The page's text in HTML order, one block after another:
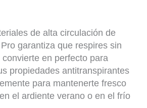
de alta circulación de
garantiza que respires sin
en perfecto para
propiedades antitranspirantes
para mantenerte fresco
el ardiente verano o en el frío